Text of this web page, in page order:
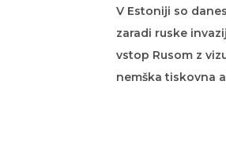
V Estoniji so
zaradi ruske
vstop Rusom z
nemška tiskovna